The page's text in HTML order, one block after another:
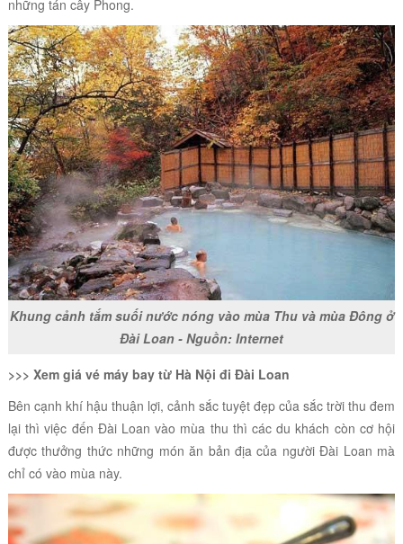
những tán cây Phong.
Khung cảnh tắm suối nước nóng vào mùa Thu và mùa Đông ở
Đài Loan - Nguồn: Internet
>>> Xem giá vé máy bay từ Hà Nội đi Đài Loan
Bên cạnh khí hậu thuận lợi, cảnh sắc tuyệt đẹp của sắc trời thu đem
lại thì việc đến Đài Loan vào mùa thu thì các du khách còn cơ hội
được thưởng thức những món ăn bản địa của người Đài Loan mà
chỉ có vào mùa này.